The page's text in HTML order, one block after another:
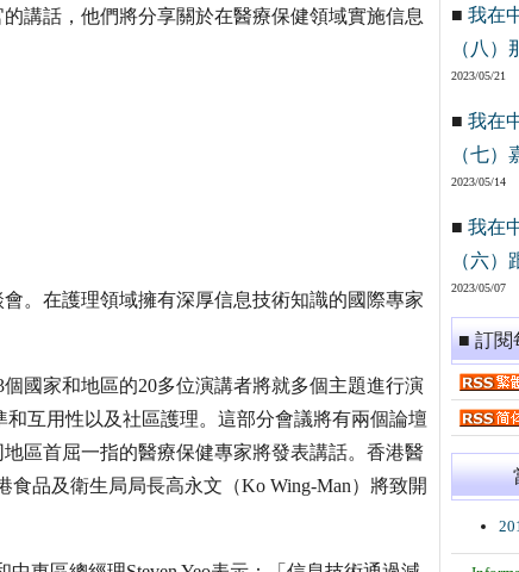
講話，他們將分享關於在醫療保健領域實施信息
。在護理領域擁有深厚信息技術知識的國際專家
國家和地區的20多位演講者將就多個主題進行演
互用性以及社區護理。這部分會議將有兩個論壇
區首屈一指的醫療保健專家將發表講話。香港醫
食品及衛生局局長高永文（Ko Wing-Man）將致開
■ 我在
（八）
2023/05/21
■ 我在
（七）
2023/05/14
■ 我在
（六）
2023/05/07
■ 訂閱